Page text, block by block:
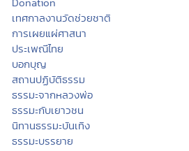
เทศกาลงานวัดช่วยชาติ
การเผยแผ่ศาสนา
ประเพณีไทย
บอกบุญ
สถานปฏิบัติธรรม
ธรรมะจากหลวงพ่อ
ธรรมะกับเยาวชน
นิทานธรรมะบันเทิง
ธรรมะบรรยาย